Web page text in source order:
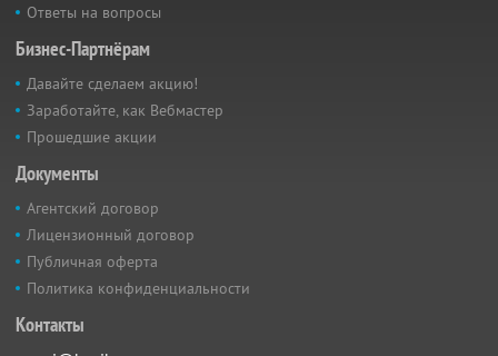
Ответы на вопросы
Бизнес-Партнёрам
Давайте сделаем акцию!
Заработайте, как Вебмастер
Прошедшие акции
Документы
Агентский договор
Лицензионный договор
Публичная оферта
Политика конфиденциальности
Контакты